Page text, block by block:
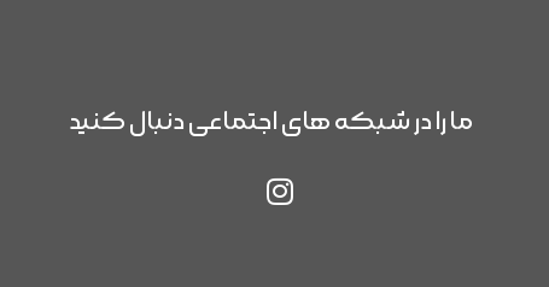
ما را در شبکه های اجتماعی دنبال کنید